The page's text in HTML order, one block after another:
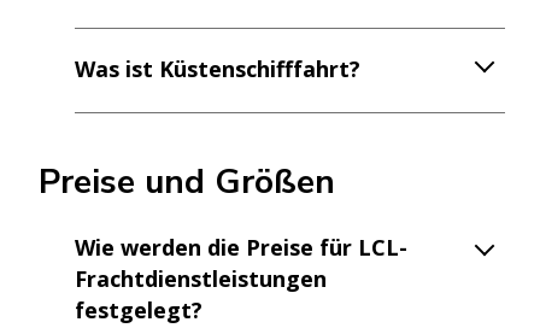
Was ist Küstenschifffahrt?
Preise und Größen
Wie werden die Preise für LCL-
Frachtdienstleistungen
festgelegt?